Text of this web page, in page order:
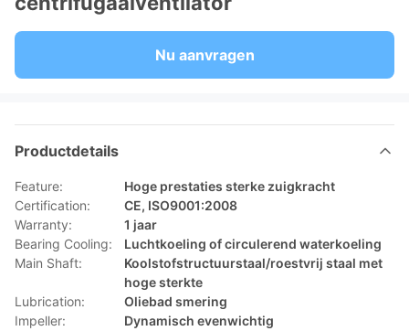
Nu aanvragen
Productdetails
Feature:
Hoge prestaties sterke zuigkracht
Certification:
CE, ISO9001:2008
Warranty:
1 jaar
Bearing Cooling:
Luchtkoeling of circulerend waterkoeling
Main Shaft:
Koolstofstructuurstaal/roestvrij staal met
hoge sterkte
Lubrication:
Oliebad smering
Impeller:
Dynamisch evenwichtig